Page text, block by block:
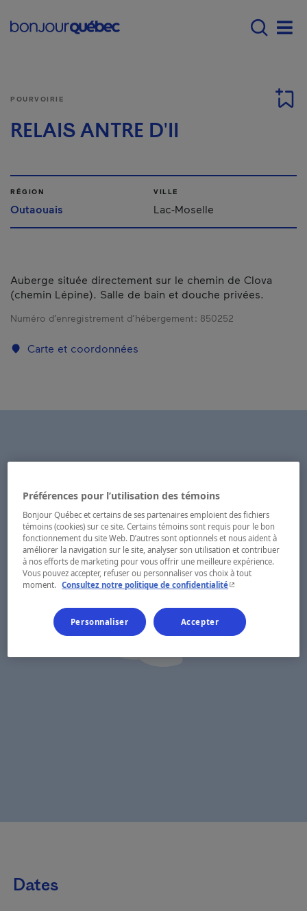
Main navigation -
POURVOIRIE
RELAIS ANTRE D'II
RÉGION
Outaouais
VILLE
Lac-Moselle
Auberge située directement sur le chemin de Clova
(chemin Lépine). Salle de bain et douche privées.
Numéro d’enregistrement d’hébergement : 850252
Carte et coordonnées
Dates
Préférences pour l’utilisation des témoins
Bonjour Québec et certains de ses partenaires emploient des fichiers
témoins (cookies) sur ce site. Certains témoins sont requis pour le bon
fonctionnement du site Web. D’autres sont optionnels et nous aident à
améliorer la navigation sur le site, analyser son utilisation et contribuer
à nos efforts de marketing pour vous offrir une meilleure expérience.
Vous pouvez accepter, refuser ou personnaliser vos choix à tout
moment.
Consultez notre politique de confidentialité- Cet hyperlien
Personnaliser Accepter